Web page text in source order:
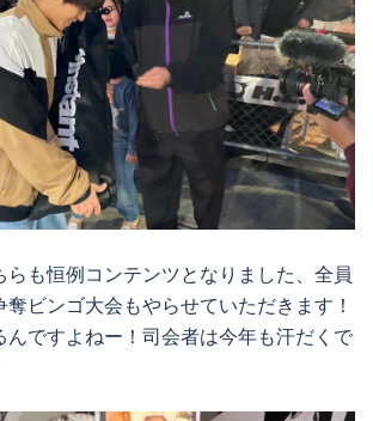
らも恒例コンテンツとなりました、全員
ビンゴ大会もやらせていただきます！
んですよねー！司会者は今年も汗だくで